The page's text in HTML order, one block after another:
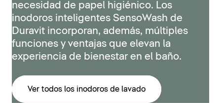
necesidad de papel higiénico. Los
inodoros inteligentes SensoWash de
Duravit incorporan, además, múltiples
funciones y ventajas que elevan la
experiencia de bienestar en el baño.
Ver todos los inodoros de lavado